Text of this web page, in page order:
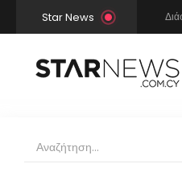
Star News